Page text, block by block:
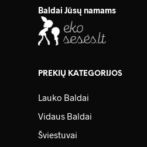
Baldai Jūsų namams
PREKIŲ KATEGORIJOS
Lauko Baldai
Vidaus Baldai
Šviestuvai